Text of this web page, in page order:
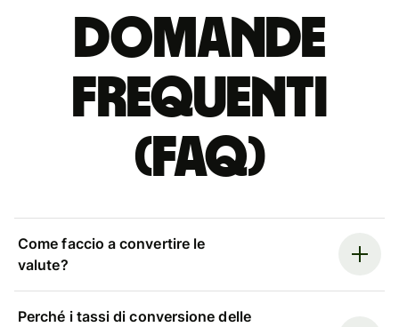
Domande
Frequenti
(FAQ)
Come faccio a convertire le
valute?
Perché i tassi di conversione delle